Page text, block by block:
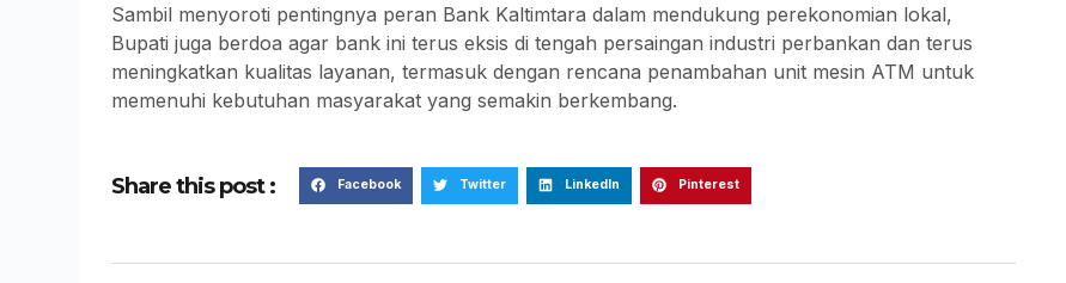
Sambil menyoroti pentingnya peran Bank Kaltimtara dalam mendukung perekonomian lokal,
Bupati juga berdoa agar bank ini terus eksis di tengah persaingan industri perbankan dan terus
meningkatkan kualitas layanan, termasuk dengan rencana penambahan unit mesin ATM untuk
memenuhi kebutuhan masyarakat yang semakin berkembang.
Share this post : Facebook Twitter LinkedIn Pinterest